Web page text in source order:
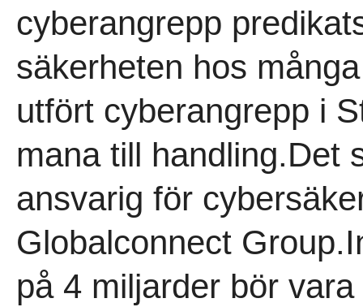
cyberangrepp
säkerheten hos
utfört cyberangrepp i
mana till handling.Det
ansvarig för
Globalconnect
på 4 miljarder bör